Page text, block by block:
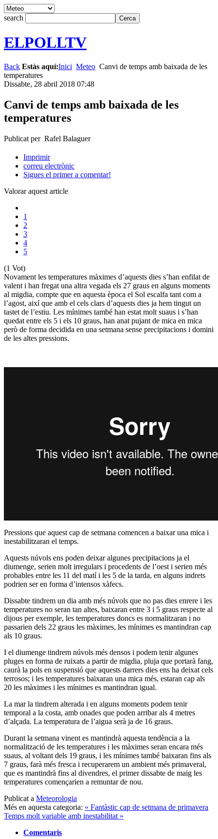
search
ELPOLLTV
Back Estàs aquí:Inici Meteo Canvi de temps amb baixada de les
temperatures
Dissabte, 28 abril 2018 07:48
Canvi de temps amb baixada de les
temperatures
Publicat per Rafel Balaguer
Imprimir
correu electrònic
Sigues el primer a comentar!
Valorar aquest article
1
2
3
4
5
(1 Vot)
Novament les temperatures màximes d’aquests dies s’han enfilat de
valent i han fregat una altra vegada els 27 graus en alguns moments
al migdia, compte que en aquesta època el Sol escalfa tant com a
l’agost, així que amb el cels clars d’aquests dies ja hem tingut un
tastet de l’estiu. Les mínimes també han estat molt suaus i s’han
quedat entre els 5 i els 10 graus, han anat pujant de mica en mica
però de forma decidida en una setmana sense precipitacions i domini
de les altes pressions.
Pressions que aquest cap de setmana comencen a baixar una mica i
inestabilitzaran el temps.
Aquests núvols ens poden deixar algunes precipitacions ja el
diumenge, serien molt irregulars i procedents de l’oest i serien més
probables entre les 11 del matí i les 5 de la tarda, en alguns indrets
podrien ser en forma d’intensos xàfecs.
Dissabte tindrem un dia amb més núvols que no pas dies enrere i les
temperatures no seran tan altes, baixaran entre 3 i 5 graus respecte al
dijous per exemple, les temperatures doncs es normalitzaran i no
passarien dels 22 graus les màximes, les mínimes es mantindran cap
als 10 graus.
I el diumenge tindrem núvols més densos i podem tenir algunes
pluges en forma de ruixats a partir de migdia, pluja que portarà fang,
caurà la pols en suspensió que aquests darrers dies ens ha deixat cels
terrosos; i les temperatures baixaran una mica més, estaran cap als
20 les màximes i les mínimes es mantindran igual.
La mar la tindrem alterada i en alguns moments podem tenir
temporal a la costa, amb onades que poden arribar als 4 metres
d’alçada. La temperatura de l’aigua serà ja de 16 graus.
Durant la setmana vinent es mantindrà aquesta tendència a la
normalització de les temperatures i les màximes seran encara més
suaus, al voltant dels 19 graus, i les mínimes també baixaran fins als
7 graus, farà més fresca i recuperarem un ambient més primaveral,
que es mantindrà fins al divendres, el primer dissabte de maig les
temperatures començarien a remuntar de nou.
Publicat a Meteorologia
Més en aquesta categoria: « Fantàstic cap de setmana de primavera
Temps molt variable amb inestabilitat »
Comentaris